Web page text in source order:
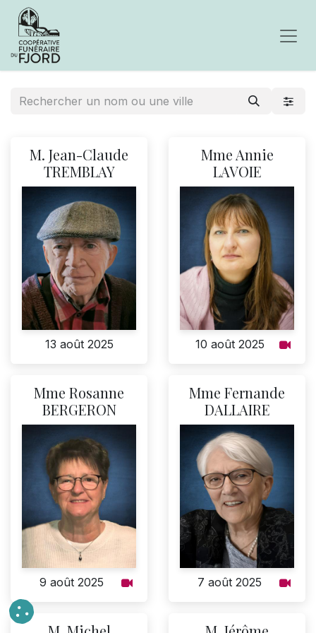
M. Jean-Claude
TREMBLAY
13 août 2025
Mme Annie
LAVOIE
10 août 2025
Mme Rosanne
BERGERON
9 août 2025
Mme Fernande
DALLAIRE
7 août 2025